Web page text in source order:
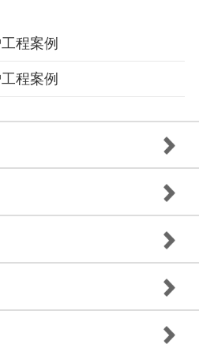
程案例
程案例